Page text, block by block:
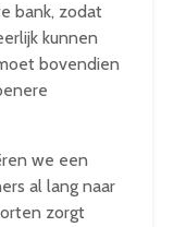
bank, zodat
kunnen
bovendien
we een
al lang naar
zorgt